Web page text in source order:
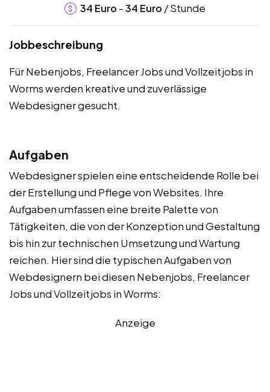
34 Euro -34 Euro / Stunde
Jobbeschreibung
Für Nebenjobs, Freelancer Jobs und Vollzeitjobs in
Worms werden kreative und zuverlässige
Webdesigner gesucht.
Aufgaben
Webdesigner spielen eine entscheidende Rolle bei
der Erstellung und Pflege von Websites. Ihre
Aufgaben umfassen eine breite Palette von
Tätigkeiten, die von der Konzeption und Gestaltung
bis hin zur technischen Umsetzung und Wartung
reichen. Hier sind die typischen Aufgaben von
Webdesignern bei diesen Nebenjobs, Freelancer
Jobs und Vollzeitjobs in Worms:
Anzeige